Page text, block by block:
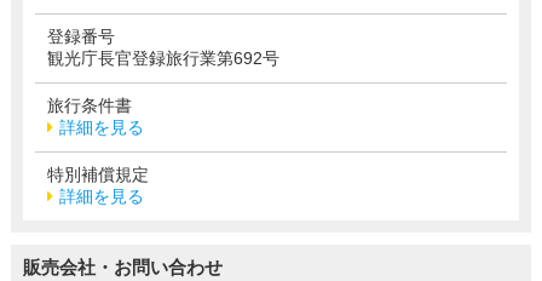
登録番号
観光庁長官登録旅行業第692号
旅行条件書
詳細を見る
特別補償規定
詳細を見る
販売会社・お問い合わせ